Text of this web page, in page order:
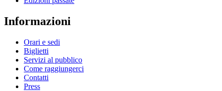
Informazioni
Orari e sedi
Biglietti
Servizi al pubblico
Come raggiungerci
Contatti
Press